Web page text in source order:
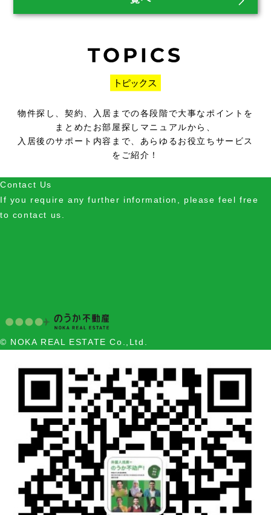
物件探し、契約、入居までの各段階で大事なポイントを
まとめたお部屋探しマニュアルから、
入居後のサポート内容まで、あらゆるお役立ちサービス
をご紹介！
Contact Us
If you require any further information, please feel free
to contact us.
© NOKA REAL ESTATE Co.,Ltd.